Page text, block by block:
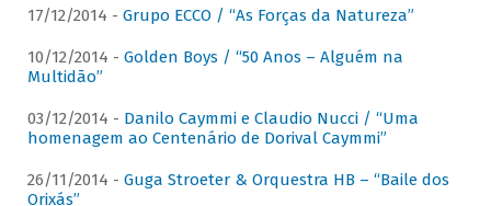
17/12/2014 - Grupo ECCO / “As Forças da Natureza”
10/12/2014 - Golden Boys / “50 Anos – Alguém na
Multidão”
03/12/2014 - Danilo Caymmi e Claudio Nucci / “Uma
homenagem ao Centenário de Dorival Caymmi”
26/11/2014 - Guga Stroeter & Orquestra HB – “Baile dos
Orixás”